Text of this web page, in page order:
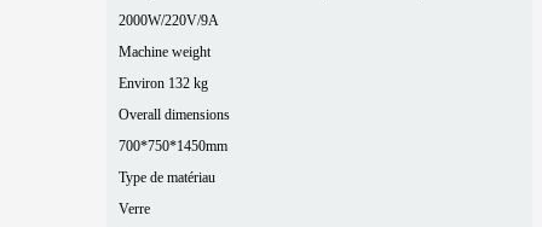
2000W/220V/9A
Machine weight
Environ 132 kg
Overall dimensions
700*750*1450mm
Type de matériau
Verre